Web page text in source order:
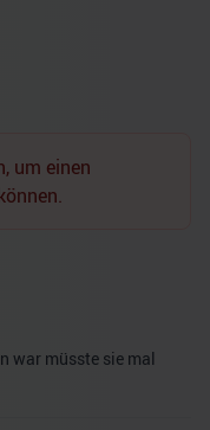
um einen
war müsste sie mal